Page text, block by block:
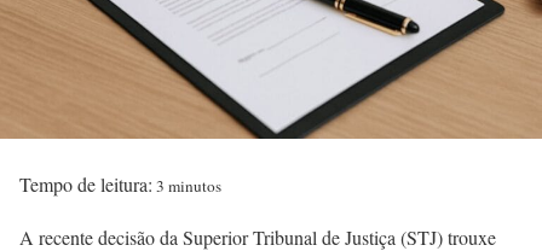
Tempo de leitura: 3 minutos
A recente decisão da Superior Tribunal de Justiça (STJ) trouxe